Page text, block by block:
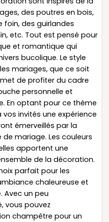
des poutres en bois,
foin, des guirlandes
etc. Tout est pensé pour
et romantique qui
bucolique. Le style
mariages, que ce soit
de profiter du cadre
personnelle et
En optant pour ce thème
invités une expérience
émerveillés par la
mariage. Les couleurs
apportent une
de la décoration.
parfait pour les
chaleureuse et
Avec un peu
vous pouvez
champêtre pour un